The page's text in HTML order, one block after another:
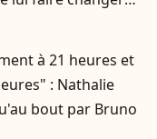
à 21 heures et
: Nathalie
bout par Bruno